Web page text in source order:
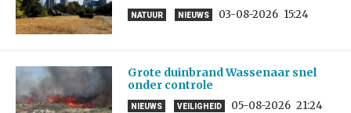
NATUUR NIEUWS 03-08-2026 15:24
Grote duinbrand Wassenaar snel
onder controle
NIEUWS VEILIGHEID 05-08-2026 21:24